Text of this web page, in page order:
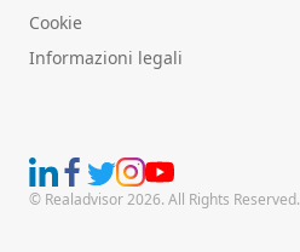
Cookie
Informazioni legali
© Realadvisor 2026. All Rights Reserved.